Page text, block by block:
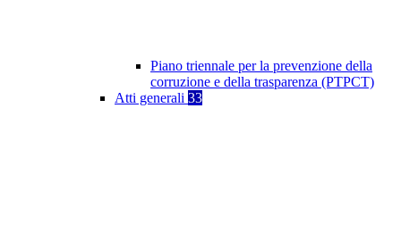
Piano triennale per la prevenzione della
corruzione e della trasparenza (PTPCT)
Atti generali 33